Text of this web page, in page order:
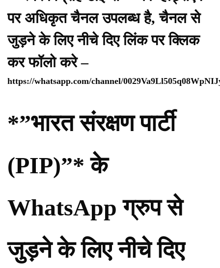
पर अधिकृत चैनल उपलब्ध है, चैनल से
जुड़ने के लिए नीचे दिए लिंक पर क्लिक
कर फॉलो करे –
https://whatsapp.com/channel/
*”भारत संरक्षण पार्टी
(PIP)”* के
WhatsApp ग्रुप से
जुड़ने के लिए नीचे दिए